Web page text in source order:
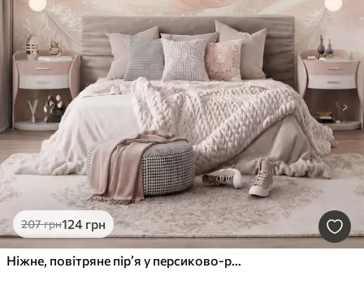
207грн124 грн
Ніжне, повітряне пір’я у персиково-рожевій мряці з мерехтінням